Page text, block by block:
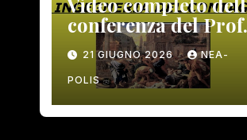
conferenza del Prof.
Macrì del 12 giugno
scorso
21 GIUGNO 2026 NEA-
POLIS